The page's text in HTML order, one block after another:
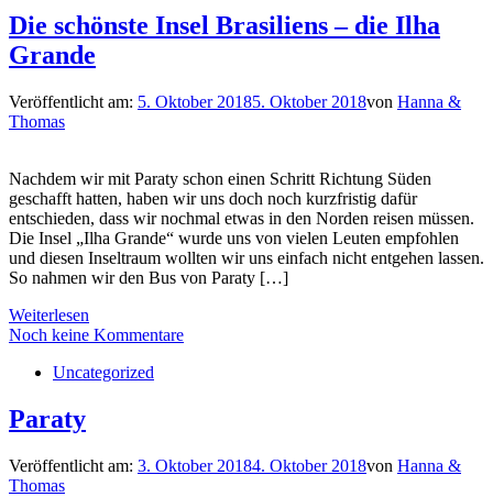
Die schönste Insel Brasiliens – die Ilha
Grande
Veröffentlicht am: 5. Oktober 20185. Oktober 2018von Hanna &
Thomas
Nachdem wir mit Paraty schon einen Schritt Richtung Süden
geschafft hatten, haben wir uns doch noch kurzfristig dafür
entschieden, dass wir nochmal etwas in den Norden reisen müssen.
Die Insel „Ilha Grande“ wurde uns von vielen Leuten empfohlen
und diesen Inseltraum wollten wir uns einfach nicht entgehen lassen.
So nahmen wir den Bus von Paraty […]
Weiterlesen
Noch keine Kommentare
Uncategorized
Paraty
Veröffentlicht am: 3. Oktober 20184. Oktober 2018von Hanna &
Thomas